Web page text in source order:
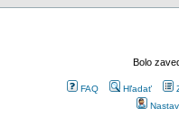
Bolo
FAQ Hľadať